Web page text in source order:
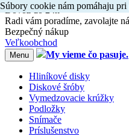
Dovoz do 24h
Radi vám poradíme, zavolajte
Bezpečný nákup
Veľkoobchod
Menu My vieme čo pasuje.
Hliníkové disky
Diskové šróby
Vymedzovacie krúžky
Podložky
Snímače
Príslušenstvo
Súbory cookie nám pomáhaju